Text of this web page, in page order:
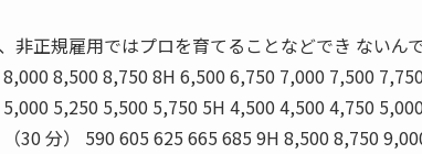
正規雇用ではプロを育てることなどでき ないんで
8,500 8,750 8H 6,500 6,750 7,000 7,500
5,250 5,500 5,750 5H 4,500 4,500 4,750 5,000
30 分） 590 605 625 665 685 9H 8,500 8,750